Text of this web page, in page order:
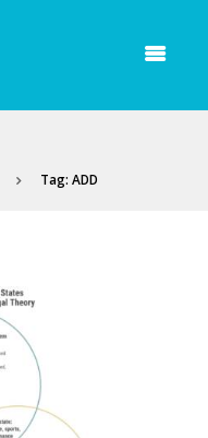
Tag: ADD